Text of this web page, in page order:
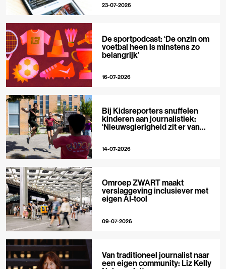
23-07-2026
De sportpodcast: ‘De onzin om
voetbal heen is minstens zo
belangrijk’
16-07-2026
Bij Kidsreporters snuffelen
kinderen aan journalistiek:
‘Nieuwsgierigheid zit er van
14-07-2026
Omroep ZWART maakt
verslaggeving inclusiever met
eigen AI-tool
09-07-2026
Van traditioneel journalist naar
een eigen community: Liz Kelly